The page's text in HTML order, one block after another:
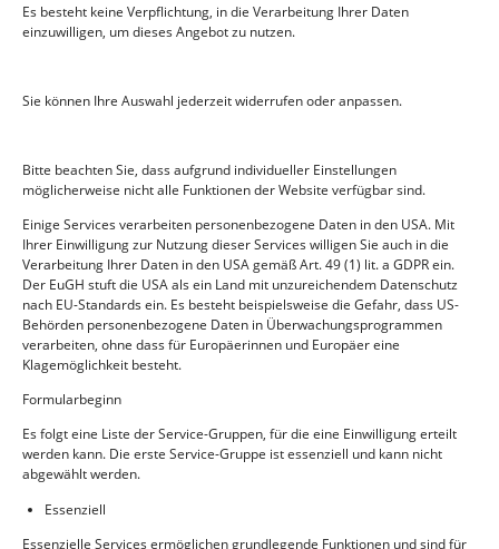
Es besteht keine Verpflichtung, in die Verarbeitung Ihrer Daten
einzuwilligen, um dieses Angebot zu nutzen.
Sie können Ihre Auswahl jederzeit widerrufen oder anpassen.
Bitte beachten Sie, dass aufgrund individueller Einstellungen
möglicherweise nicht alle Funktionen der Website verfügbar sind.
Einige Services verarbeiten personenbezogene Daten in den USA. Mit
Ihrer Einwilligung zur Nutzung dieser Services willigen Sie auch in die
Verarbeitung Ihrer Daten in den USA gemäß Art. 49 (1) lit. a GDPR ein.
Der EuGH stuft die USA als ein Land mit unzureichendem Datenschutz
nach EU-Standards ein. Es besteht beispielsweise die Gefahr, dass US-
Behörden personenbezogene Daten in Überwachungsprogrammen
verarbeiten, ohne dass für Europäerinnen und Europäer eine
Klagemöglichkeit besteht.
Formularbeginn
Es folgt eine Liste der Service-Gruppen, für die eine Einwilligung erteilt
werden kann. Die erste Service-Gruppe ist essenziell und kann nicht
abgewählt werden.
Essenziell
Essenzielle Services ermöglichen grundlegende Funktionen und sind für
Unser Datenschutzbeauftragter ist bei der
Datenschutzerklärung oder zum Datenschutzbeauftragten
https://www.sasse.de/datenschutzerklaerung/ oder
datenschutz@sasse.de oder per Telefon auf +49 89 21211323
kontaktieren.
11. Kontaktdaten
Dr. Sasse Luft- und Wasserhygiene GmbH
Werkstr. 38
68519 Viernheim
Deutschland
Website:
https://www.saluwa.de
E-Mail: jacqueline.schorr@sasse.de
Telefonnummer: +49 (0) 621 3225219